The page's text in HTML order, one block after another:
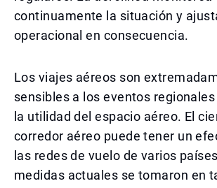
continuamente la situación y
operacional en consecuencia.
Los viajes aéreos son
sensibles a los eventos
la utilidad del espacio aéreo. El
corredor aéreo puede tener un
las redes de vuelo de varios
medidas actuales se tomaron en